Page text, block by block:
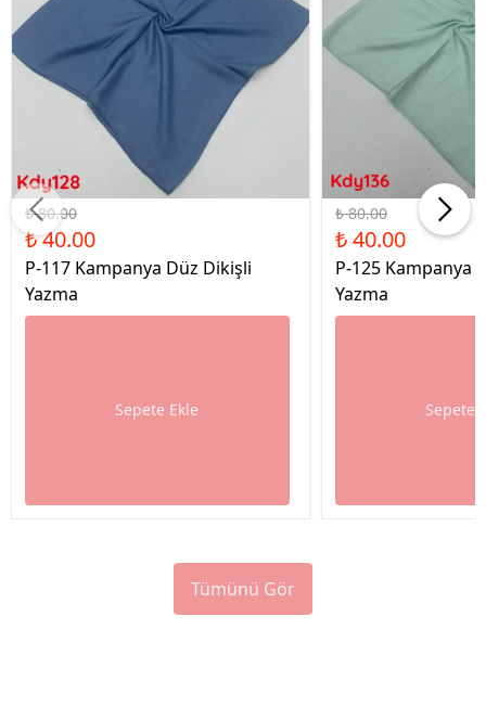
%50 İndirim
₺ 80.00
₺ 40.00
P-117 Kampanya Düz Dikişli
Yazma
Sepete Ekle
%50 İndirim
₺ 80.00
₺ 40.00
P-125 Kampanya
Yazma
Sepete
Tümünü Gör